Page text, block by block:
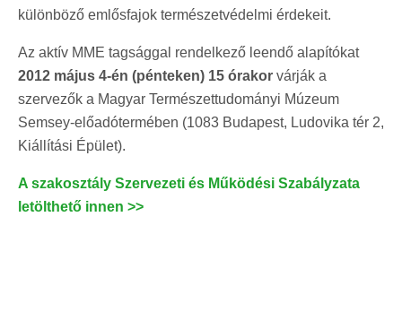
különböző emlősfajok természetvédelmi érdekeit.
Az aktív MME tagsággal rendelkező leendő alapítókat
2012 május 4-én (pénteken) 15 órakor várják a
szervezők a Magyar Természettudományi Múzeum
Semsey-előadótermében (1083 Budapest, Ludovika tér 2,
Kiállítási Épület).
A szakosztály Szervezeti és Működési Szabályzata
letölthető innen >>